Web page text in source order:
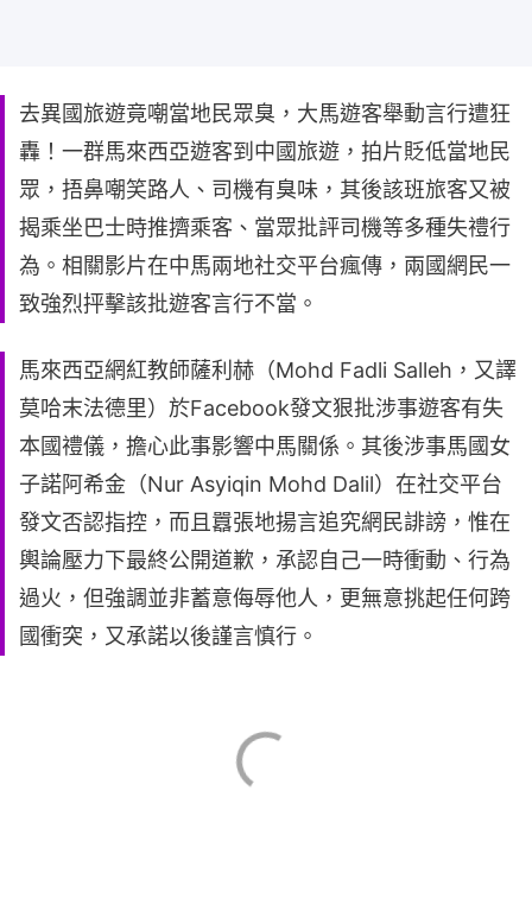
去異國旅遊竟嘲當地民眾臭，大馬遊客舉動言行遭狂
轟！一群馬來西亞遊客到中國旅遊，拍片貶低當地民
眾，捂鼻嘲笑路人、司機有臭味，其後該班旅客又被
揭乘坐巴士時推擠乘客、當眾批評司機等多種失禮行
為。相關影片在中馬兩地社交平台瘋傳，兩國網民一
致強烈抨擊該批遊客言行不當。
馬來西亞網紅教師薩利赫（Mohd Fadli Salleh，又譯
莫哈末法德里）於Facebook發文狠批涉事遊客有失
本國禮儀，擔心此事影響中馬關係。其後涉事馬國女
子諾阿希金（Nur Asyiqin Mohd Dalil）在社交平台
發文否認指控，而且囂張地揚言追究網民誹謗，惟在
輿論壓力下最終公開道歉，承認自己一時衝動、行為
過火，但強調並非蓄意侮辱他人，更無意挑起任何跨
國衝突，又承諾以後謹言慎行。